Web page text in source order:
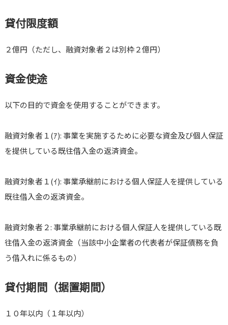
貸付限度額
２億円（ただし、融資対象者２は別枠２億円）
資金使途
以下の目的で資金を使用することができます。
融資対象者１(ｱ): 事業を実施するために必要な資金及び個人保証
を提供している既往借入金の返済資金。
融資対象者１(ｲ): 事業承継前における個人保証人を提供している
既往借入金の返済資金。
融資対象者２: 事業承継前における個人保証人を提供している既
往借入金の返済資金（当該中小企業者の代表者が保証債務を負
う借入れに係るもの）
貸付期間（据置期間）
１０年以内（１年以内）